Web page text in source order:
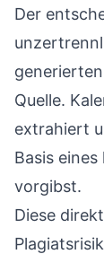
Der
Quelle.
extrahiert
Basis
vorgibst.
Diese